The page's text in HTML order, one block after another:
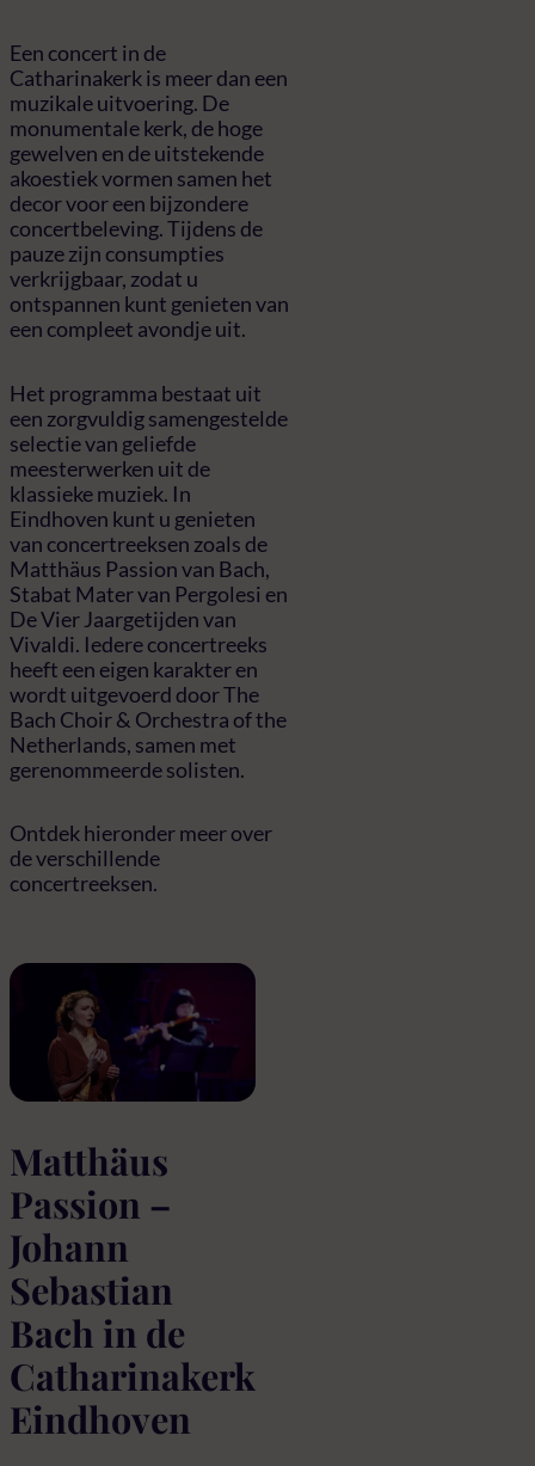
Een concert in de
Catharinakerk is meer dan een
muzikale uitvoering. De
monumentale kerk, de hoge
gewelven en de uitstekende
akoestiek vormen samen het
decor voor een bijzondere
concertbeleving. Tijdens de
pauze zijn consumpties
verkrijgbaar, zodat u
ontspannen kunt genieten van
een compleet avondje uit.
Het programma bestaat uit
een zorgvuldig samengestelde
selectie van geliefde
meesterwerken uit de
klassieke muziek. In
Eindhoven kunt u genieten
van concertreeksen zoals de
Matthäus Passion van Bach,
Stabat Mater van Pergolesi en
De Vier Jaargetijden van
Vivaldi. Iedere concertreeks
heeft een eigen karakter en
wordt uitgevoerd door The
Bach Choir & Orchestra of the
Netherlands, samen met
gerenommeerde solisten.
Ontdek hieronder meer over
de verschillende
concertreeksen.
Matthäus
Passion –
Johann
Sebastian
Bach in de
Catharinakerk
Eindhoven